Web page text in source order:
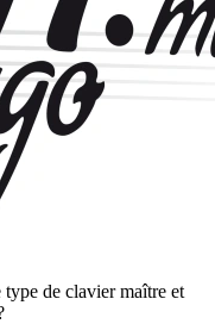
de clavier maître et